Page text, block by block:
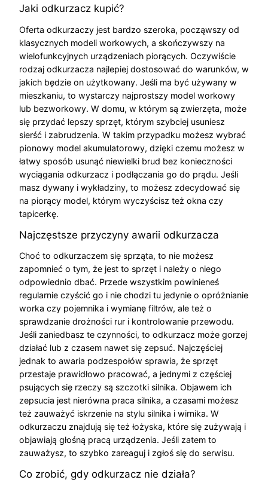
Jaki odkurzacz kupić?
Oferta odkurzaczy jest bardzo szeroka, począwszy od
klasycznych modeli workowych, a skończywszy na
wielofunkcyjnych urządzeniach piorących. Oczywiście
rodzaj odkurzacza najlepiej dostosować do warunków, w
jakich będzie on użytkowany. Jeśli ma być używany w
mieszkaniu, to wystarczy najprostszy model workowy
lub bezworkowy. W domu, w którym są zwierzęta, może
się przydać lepszy sprzęt, którym szybciej usuniesz
sierść i zabrudzenia. W takim przypadku możesz wybrać
pionowy model akumulatorowy, dzięki czemu możesz w
łatwy sposób usunąć niewielki brud bez konieczności
wyciągania odkurzacz i podłączania go do prądu. Jeśli
masz dywany i wykładziny, to możesz zdecydować się
na piorący model, którym wyczyścisz też okna czy
tapicerkę.
Najczęstsze przyczyny awarii odkurzacza
Choć to odkurzaczem się sprząta, to nie możesz
zapomnieć o tym, że jest to sprzęt i należy o niego
odpowiednio dbać. Przede wszystkim powinieneś
regularnie czyścić go i nie chodzi tu jedynie o opróżnianie
worka czy pojemnika i wymianę filtrów, ale też o
sprawdzanie drożności rur i kontrolowanie przewodu.
Jeśli zaniedbasz te czynności, to odkurzacz może gorzej
działać lub z czasem nawet się zepsuć. Najczęściej
jednak to awaria podzespołów sprawia, że sprzęt
przestaje prawidłowo pracować, a jednymi z częściej
psujących się rzeczy są szczotki silnika. Objawem ich
zepsucia jest nierówna praca silnika, a czasami możesz
też zauważyć iskrzenie na stylu silnika i wirnika. W
odkurzaczu znajdują się też łożyska, które się zużywają i
objawiają głośną pracą urządzenia. Jeśli zatem to
zauważysz, to szybko zareaguj i zgłoś się do serwisu.
Co zrobić, gdy odkurzacz nie działa?